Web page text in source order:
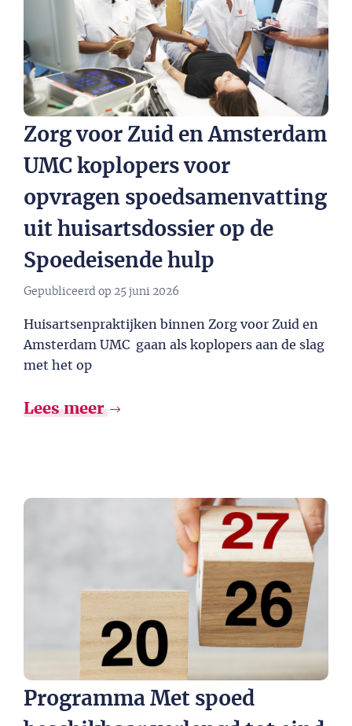
Zorg voor Zuid en Amsterdam
UMC koplopers voor
opvragen spoedsamenvatting
uit huisartsdossier op de
Spoedeisende hulp
Gepubliceerd op 25 juni 2026
Huisartsenpraktijken binnen Zorg voor Zuid en
Amsterdam UMC gaan als koplopers aan de slag
met het op
Lees meer
Programma Met spoed